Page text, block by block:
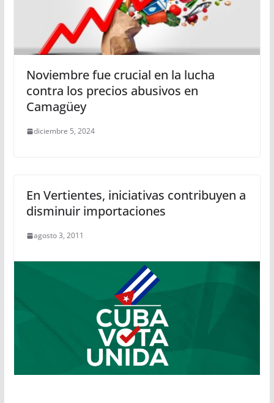
Noviembre fue crucial en la lucha
contra los precios abusivos en
Camagüey
diciembre 5, 2024
En Vertientes, iniciativas contribuyen a
disminuir importaciones
agosto 3, 2011